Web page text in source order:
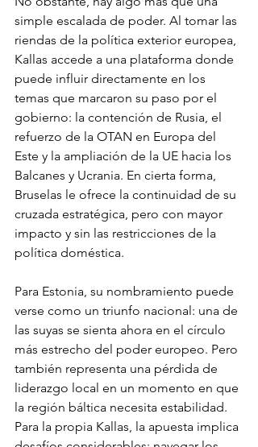
simple escalada de poder. Al tomar las
riendas de la política exterior europea,
Kallas accede a una plataforma donde
puede influir directamente en los
temas que marcaron su paso por el
gobierno: la contención de Rusia, el
refuerzo de la OTAN en Europa del
Este y la ampliación de la UE hacia los
Balcanes y Ucrania. En cierta forma,
Bruselas le ofrece la continuidad de su
cruzada estratégica, pero con mayor
impacto y sin las restricciones de la
política doméstica.
Para Estonia, su nombramiento puede
verse como un triunfo nacional: una de
las suyas se sienta ahora en el círculo
más estrecho del poder europeo. Pero
también representa una pérdida de
liderazgo local en un momento en que
la región báltica necesita estabilidad.
Para la propia Kallas, la apuesta implica